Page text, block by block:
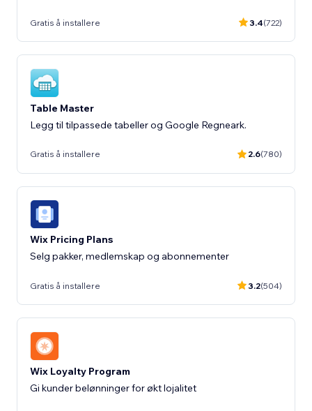
Gratis å installere 3.4(722)
Table Master
Legg til tilpassede tabeller og Google Regneark.
Gratis å installere 2.6(780)
Wix Pricing Plans
Selg pakker, medlemskap og abonnementer
Gratis å installere 3.2(504)
Wix Loyalty Program
Gi kunder belønninger for økt lojalitet